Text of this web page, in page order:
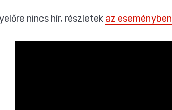
nincs hír, részletek az eseményben